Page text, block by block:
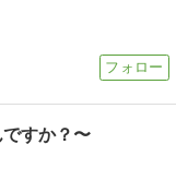
すか？〜